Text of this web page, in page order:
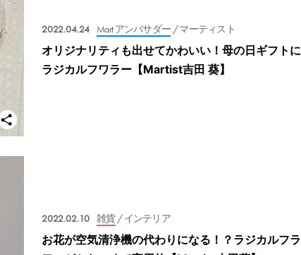
2022.04.24 Mart アンバサダー / マーティスト
オリジナリティも出せてかわいい！母の日ギフトに
ラジカルフワラー【Martist吉田 葵】
2022.02.10 雑貨/ インテリア
お花が空気清浄機の代わりになる！？ラジカルフラ